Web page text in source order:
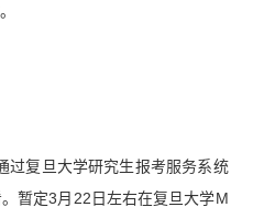
过复旦大学研究生报考服务系统
暂定3月22日左右在复旦大学M